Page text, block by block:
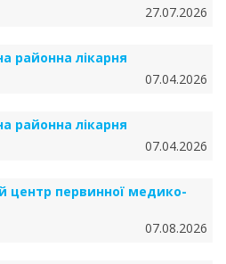
27.07.2026
районна лікарня
07.04.2026
районна лікарня
07.04.2026
центр первинної медико-
07.08.2026